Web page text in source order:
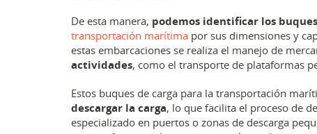
De esta manera, podemos identificar los
transportación marítima por sus dimensiones y
estas embarcaciones se realiza el manejo de
actividades, como el transporte de plataformas
Estos buques de carga para la transportación
descargar la carga, lo que facilita el proceso de
especializado en puertos o zonas de descarga